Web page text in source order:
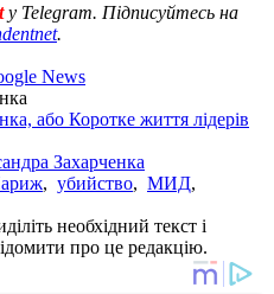
у Telegram. Підписуйтесь на
.
News
або Коротке життя лідерів
Захарченка
, убийство, МИД,
необхідний текст і
про це редакцію.